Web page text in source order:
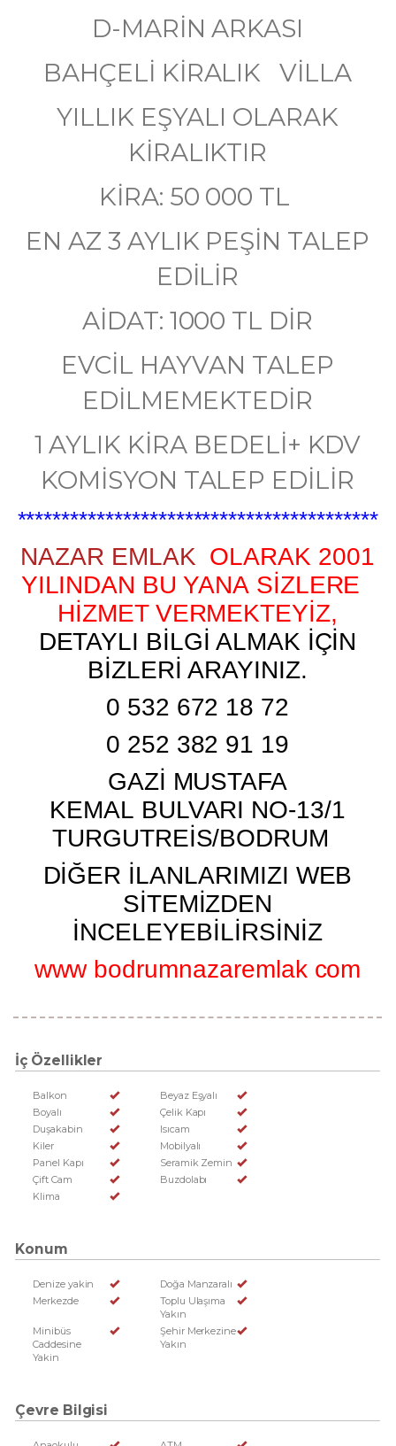
D-MARİN ARKASI
BAHÇELİ KİRALIK VİLLA
YILLIK EŞYALI OLARAK
KİRALIKTIR
KİRA: 50 000 TL
EN AZ 3 AYLIK PEŞİN TALEP
EDİLİR
AİDAT: 1000 TL DİR
EVCİL HAYVAN TALEP
EDİLMEMEKTEDİR
​1 AYLIK KİRA BEDELİ+ KDV
KOMİSYON TALEP EDİLİR
*****************************************
NAZAR EMLAK OLARAK 2001
YILINDAN BU YANA SİZLERE
HİZMET VERMEKTEYİZ,
DETAYLI BİLGİ ALMAK İÇİN
BİZLERİ ARAYINIZ.
0 532 672 18 72
0 252 382 91 19
GAZİ MUSTAFA
KEMAL BULVARI NO-13/1
TURGUTREİS/BODRUM
DİĞER İLANLARIMIZI WEB
SİTEMİZDEN
İNCELEYEBİLİRSİNİZ
www bodrumnazaremlak com
İç Özellikler
Balkon
Beyaz Eşyalı
Boyalı
Çelik Kapı
Duşakabin
Isıcam
Kiler
Mobilyalı
Panel Kapı
Seramik Zemin
Çift Cam
Buzdolabı
Klima
Konum
Denize yakin
Doğa Manzaralı
Merkezde
Toplu Ulaşıma
Yakın
Minibüs
Caddesine
Yakin
Şehir Merkezine
Yakın
Çevre Bilgisi